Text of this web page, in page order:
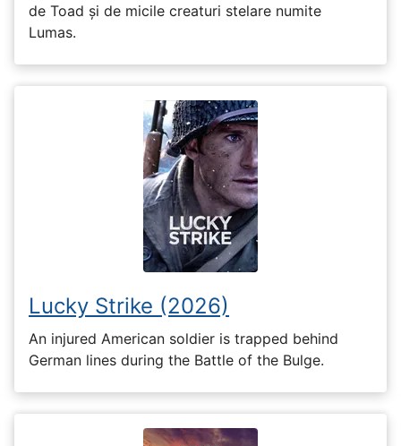
de Toad și de micile creaturi stelare numite
Lumas.
Lucky Strike (2026)
An injured American soldier is trapped behind
German lines during the Battle of the Bulge.